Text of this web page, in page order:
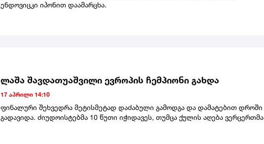
ენდოვიცკი იპონით დაამარცხა.
ლაშა შავდათუაშვილი ევროპის ჩემპიონი გახდა
17 აპრილი 14:10
ფინალური შეხვედრა მეტისმეტად დაძაბული გამოდგა და დამატებით დროში
გადავიდა. ძიუდოისტებმა 10 წუთი იჭიდავეს, თუმცა ქულის აღება ვერცერთმა